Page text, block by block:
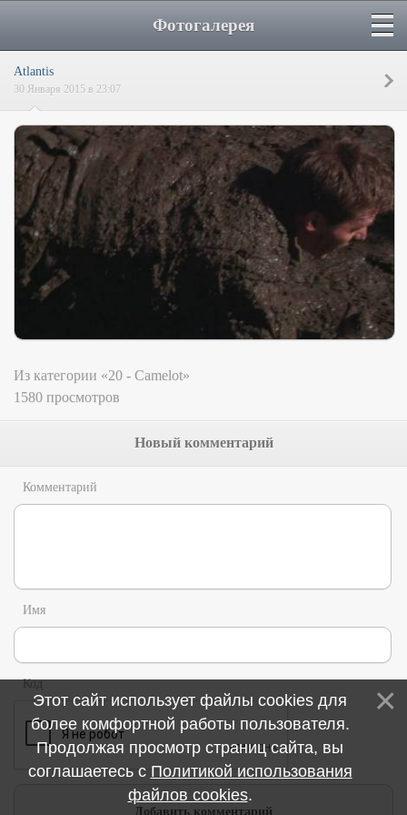
Фотогалерея
Atlantis
30 Января 2015 в 23:07
Из категории «20 - Camelot»
1580 просмотров
Новый комментарий
Комментарий
Имя
Код
Этот сайт использует файлы cookies для
более комфортной работы пользователя.
Продолжая просмотр страниц сайта, вы
соглашаетесь с Политикой использования
файлов cookies.